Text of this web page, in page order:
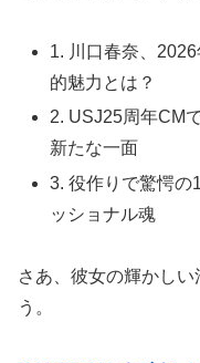
1. 川口春奈、
的魅力とは？
2. USJ25周年CM
新たな一面
3. 役作りで驚愕の
ッショナル魂
さあ、彼女の輝かし
う。